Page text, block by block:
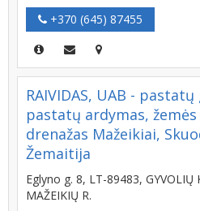
+370 (645) 87455
RAIVIDAS, UAB -
pastatų ardymas,
drenažas Mažeikiai,
Žemaitija
Eglyno g. 8, LT-89483, GYVOLIŲ
MAŽEIKIŲ R.